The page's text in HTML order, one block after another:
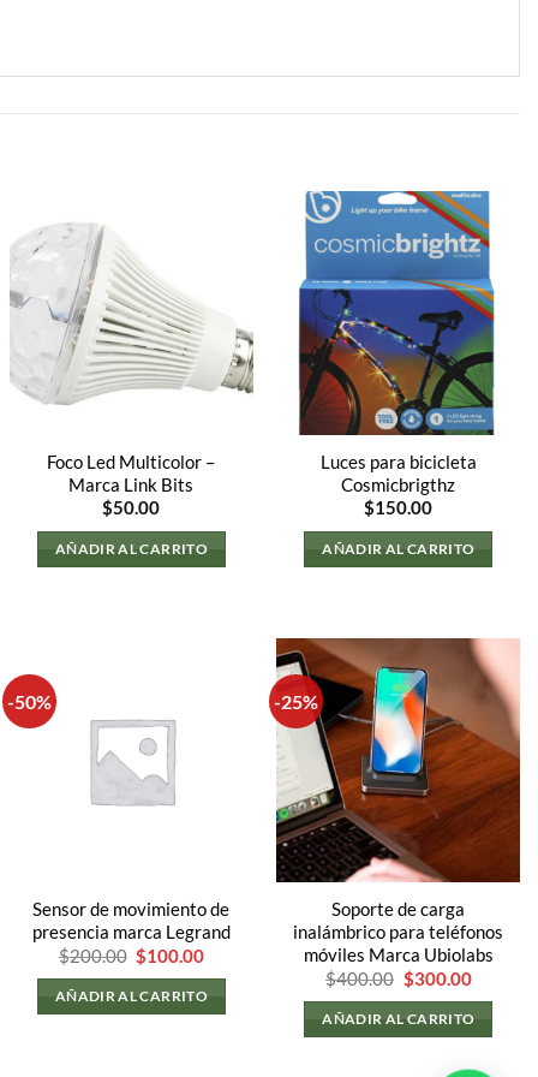
Foco Led Multicolor –
Marca Link Bits
$50.00
AÑADIR AL CARRITO
Luces para bicicleta
Cosmicbrigthz
$150.00
AÑADIR AL CARRITO
-50%
Sensor de movimiento de
presencia marca Legrand
$200.00 El
precio
original
era:
$100.00El
actual
es:
AÑADIR AL CARRITO
-25%
Soporte de carga
inalámbrico para teléfonos
móviles Marca Ubiolabs
$400.00 El
precio
original
era:
$300.00El
actual
es:
AÑADIR AL CARRITO